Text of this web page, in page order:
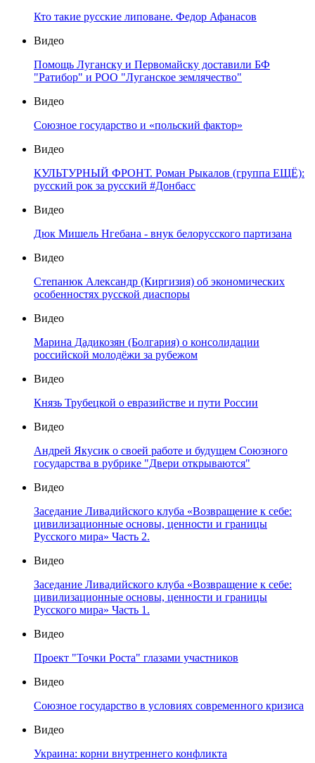
Кто такие русские липоване. Федор Афанасов
Видео
Помощь Луганску и Первомайску доставили БФ
"Ратибор" и РОО "Луганское землячество"
Видео
Союзное государство и «польский фактор»
Видео
КУЛЬТУРНЫЙ ФРОНТ. Роман Рыкалов (группа ЕЩЁ):
русский рок за русский #Донбасс
Видео
Дюк Мишель Нгебана - внук белорусского партизана
Видео
Степанюк Александр (Киргизия) об экономических
особенностях русской диаспоры
Видео
Марина Дадикозян (Болгария) о консолидации
российской молодёжи за рубежом
Видео
Князь Трубецкой о евразийстве и пути России
Видео
Андрей Якусик о своей работе и будущем Союзного
государства в рубрике "Двери открываются"
Видео
Заседание Ливадийского клуба «Возвращение к себе:
цивилизационные основы, ценности и границы
Русского мира» Часть 2.
Видео
Заседание Ливадийского клуба «Возвращение к себе:
цивилизационные основы, ценности и границы
Русского мира» Часть 1.
Видео
Проект "Точки Роста" глазами участников
Видео
Союзное государство в условиях современного кризиса
Видео
Украина: корни внутреннего конфликта